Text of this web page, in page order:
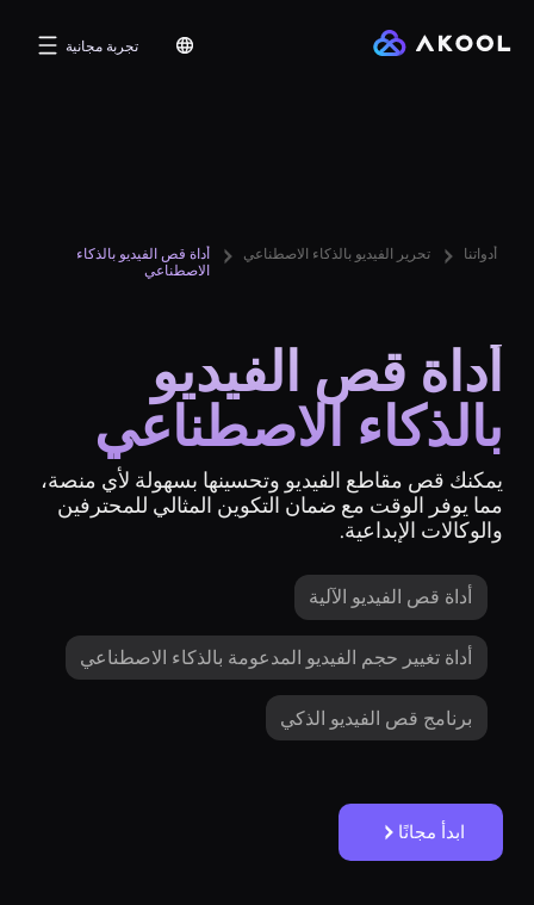
تجربة مجانية
أدواتنا تحرير الفيديو بالذكاء الاصطناعي
أداة قص الفيديو بالذكاء
الاصطناعي
أداة قص الفيديو
بالذكاء الاصطناعي
يمكنك قص مقاطع الفيديو وتحسينها بسهولة لأي منصة،
مما يوفر الوقت مع ضمان التكوين المثالي للمحترفين
والوكالات الإبداعية.
أداة قص الفيديو الآلية
أداة تغيير حجم الفيديو المدعومة بالذكاء الاصطناعي
برنامج قص الفيديو الذكي
ابدأ مجانًا